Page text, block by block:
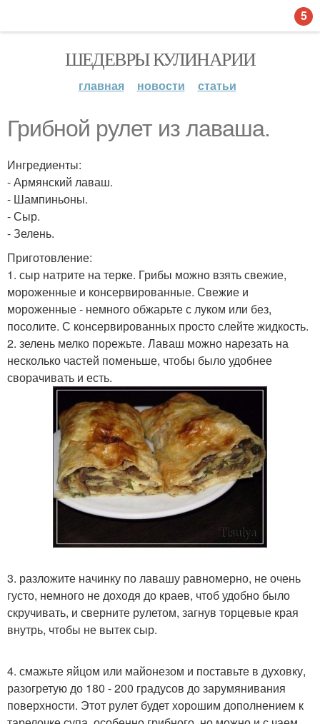
ШЕДЕВРЫ КУЛИНАРИИ
главная новости статьи
Грибной рулет из лаваша.
Ингредиенты:
- Армянский лаваш.
- Шампиньоны.
- Сыр.
- Зелень.
Приготовление:
1. сыр натрите на терке. Грибы можно взять свежие,
мороженные и консервированные. Свежие и
мороженные - немного обжарьте с луком или без,
посолите. С консервированных просто слейте жидкость.
2. зелень мелко порежьте. Лаваш можно нарезать на
несколько частей поменьше, чтобы было удобнее
сворачивать и есть.
3. разложите начинку по лавашу равномерно, не очень
густо, немного не доходя до краев, чтоб удобно было
скручивать, и сверните рулетом, загнув торцевые края
внутрь, чтобы не вытек сыр.
4. смажьте яйцом или майонезом и поставьте в духовку,
разогретую до 180 - 200 градусов до зарумянивания
поверхности. Этот рулет будет хорошим дополнением к
5